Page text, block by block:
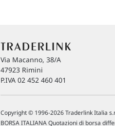
Via Macanno, 38/A
47923 Rimini
P.IVA 02 452 460 401
Copyright © 1996-2026 Traderlink Italia
BORSA ITALIANA Quotazioni di borsa